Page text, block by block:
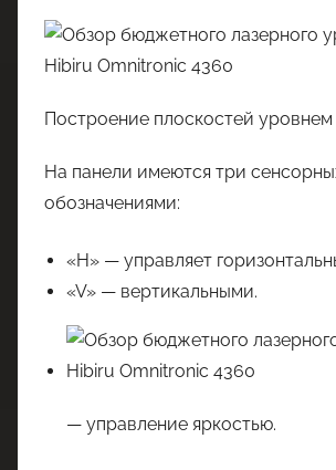
Построение плоскостей уровнем
На панели имеются три
обозначениями:
«H» — управляет
«V» — вертикальными.
— управление яркостью.